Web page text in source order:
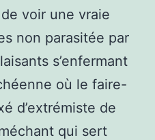
de voir une vraie
non parasitée par
s’enfermant
où le faire-
d’extrémiste de
qui sert